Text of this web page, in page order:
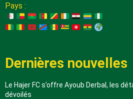
Pays :
Dernières nouvelles
Le Hajer FC s’offre Ayoub Derbal, les
dévoilés